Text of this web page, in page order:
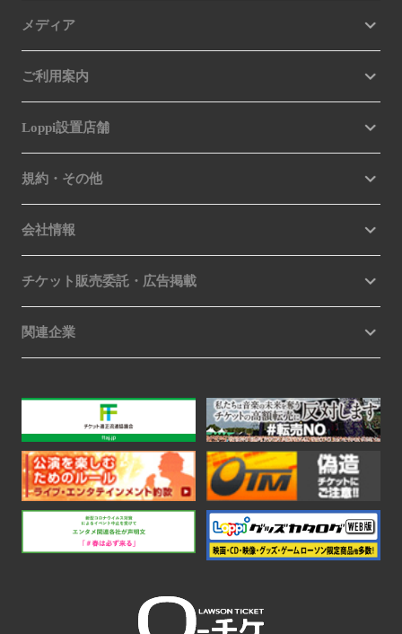
メディア
ご利用案内
Loppi設置店舗
規約・その他
会社情報
チケット販売委託・広告掲載
関連企業